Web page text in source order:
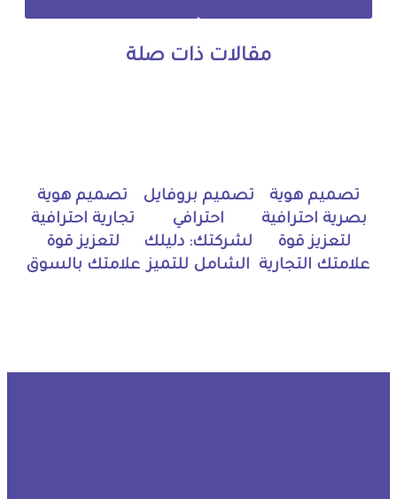
مقالات ذات صلة
تصميم هوية
بصرية احترافية
لتعزيز قوة
علامتك التجارية
تصميم بروفايل
احترافي
لشركتك: دليلك
الشامل للتميز
تصميم هوية
تجارية احترافية
لتعزيز قوة
علامتك بالسوق